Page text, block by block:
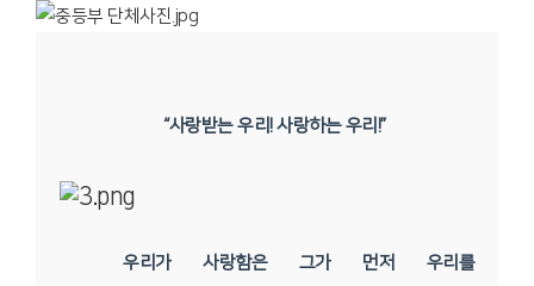
“사랑받는 우리! 사랑하는 우리!”
우리가 사랑함은 그가 먼저 우리를